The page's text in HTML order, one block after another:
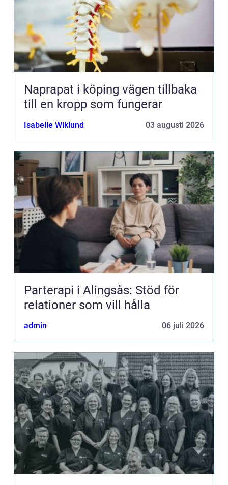
Naprapat i köping vägen tillbaka
till en kropp som fungerar
Isabelle Wiklund 03 augusti 2026
Parterapi i Alingsås: Stöd för
relationer som vill hålla
admin 06 juli 2026